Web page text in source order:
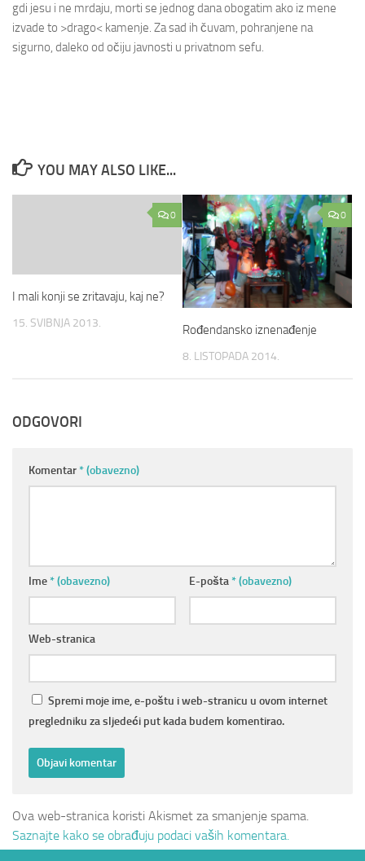
gdi jesu i ne mrdaju, morti se jednog dana obogatim ako iz mene
izvade to >drago< kamenje. Za sad ih čuvam, pohranjene na
sigurno, daleko od očiju javnosti u privatnom sefu.
YOU MAY ALSO LIKE...
0
I mali konji se zritavaju, kaj ne?
15. SVIBNJA 2013.
0
Rođendansko iznenađenje
8. LISTOPADA 2014.
ODGOVORI
Komentar* (obavezno)
Ime* (obavezno) E-pošta* (obavezno)
Web-stranica
Spremi moje ime, e-poštu i web-stranicu u ovom internet
pregledniku za sljedeći put kada budem komentirao.
Ova web-stranica koristi Akismet za smanjenje spama.
Saznajte kako se obrađuju podaci vaših komentara.